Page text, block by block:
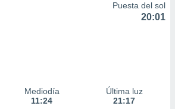
Puesta del sol
20:01
Mediodía
11:24
Última luz
21:17